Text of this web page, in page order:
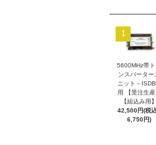
1
5600MHz帯ト
ンスバーター
ニット－
用 【受注生産
【組込み用】
42,500円(税
6,750円)